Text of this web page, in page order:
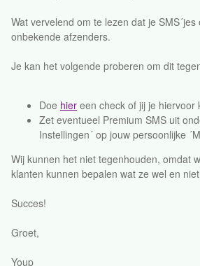
Wat vervelend om te lezen dat je SMS´jes
onbekende afzenders.
Je kan het volgende proberen om dit
Doe hier een check of jij je hiervoor
Zet eventueel Premium SMS uit
Instellingen´ op jouw persoonlijke
Wij kunnen het niet tegenhouden, omdat
klanten kunnen bepalen wat ze wel en
Succes!
Groet,
Youp